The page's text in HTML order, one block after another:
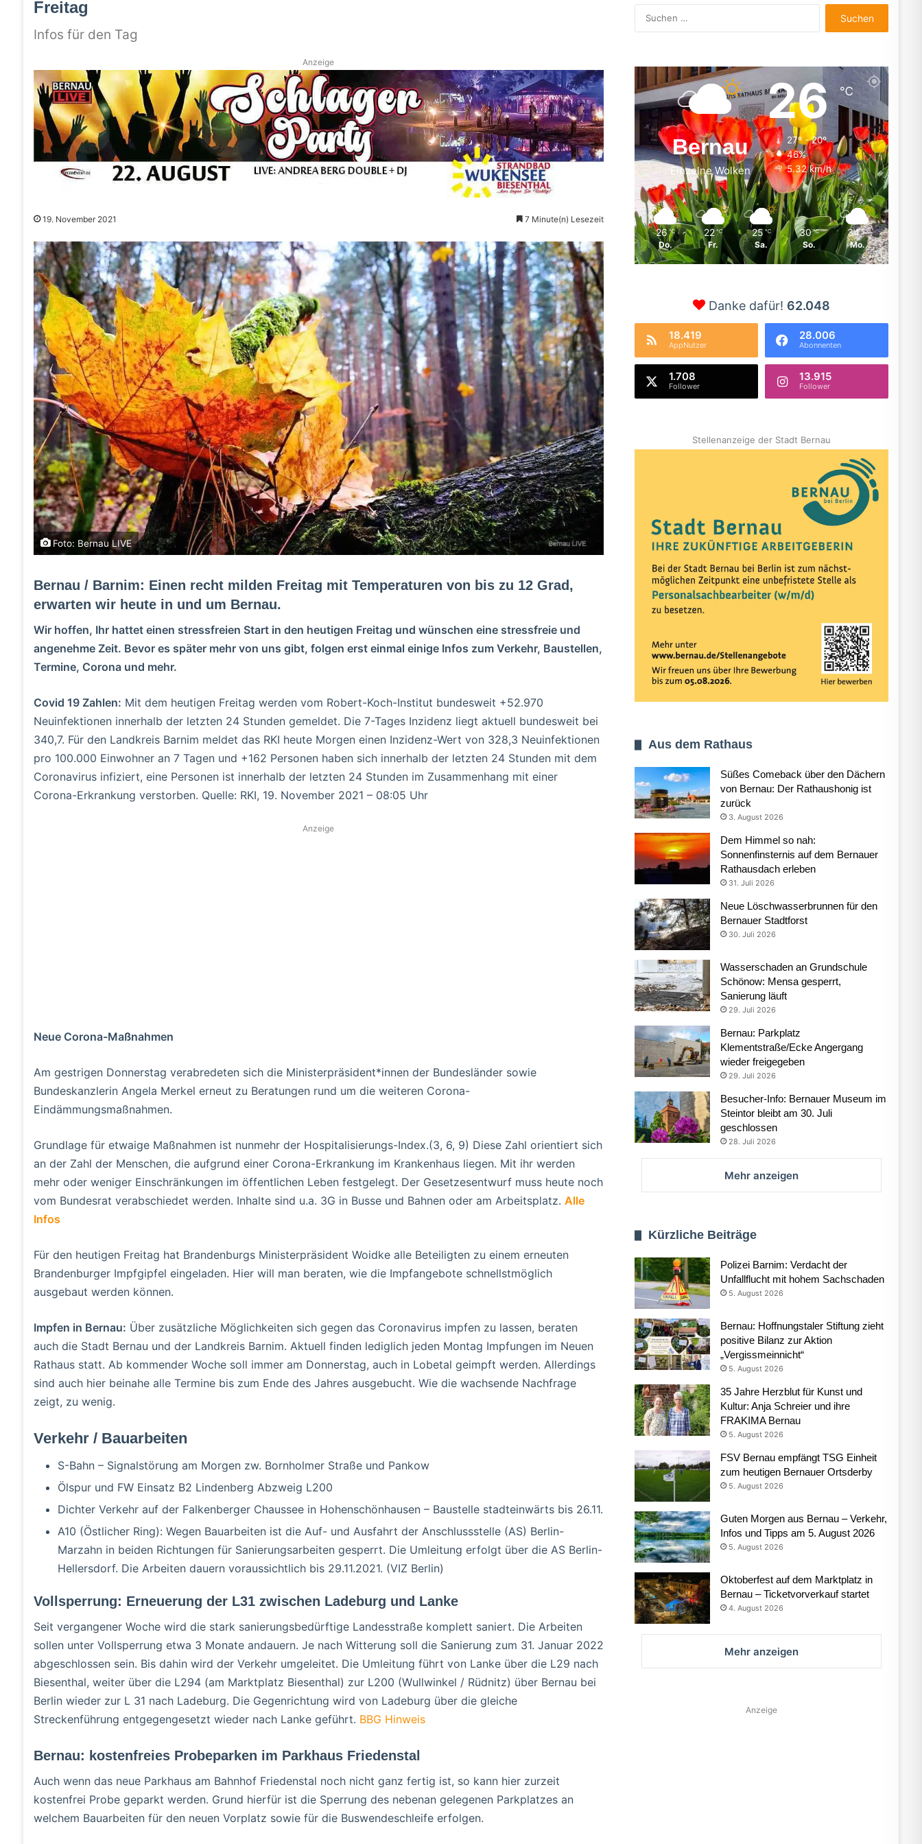
Freitag
Infos für den Tag
Anzeige
19. November 2021 7 Minute(n) Lesezeit
Foto: Bernau LIVE
Bernau / Barnim: Einen recht milden Freitag mit Temperaturen von bis zu 12 Grad,
erwarten wir heute in und um Bernau.
Wir hoffen, Ihr hattet einen stressfreien Start in den heutigen Freitag und wünschen eine stressfreie und
angenehme Zeit. Bevor es später mehr von uns gibt, folgen erst einmal einige Infos zum Verkehr, Baustellen,
Termine, Corona und mehr.
Covid 19 Zahlen: Mit dem heutigen Freitag werden vom Robert-Koch-Institut bundesweit +52.970
Neuinfektionen innerhalb der letzten 24 Stunden gemeldet. Die 7-Tages Inzidenz liegt aktuell bundesweit bei
340,7. Für den Landkreis Barnim meldet das RKI heute Morgen einen Inzidenz-Wert von 328,3 Neuinfektionen
pro 100.000 Einwohner an 7 Tagen und +162 Personen haben sich innerhalb der letzten 24 Stunden mit dem
Coronavirus infiziert, eine Personen ist innerhalb der letzten 24 Stunden im Zusammenhang mit einer
Corona-Erkrankung verstorben. Quelle: RKI, 19. November 2021 – 08:05 Uhr
Anzeige
Neue Corona-Maßnahmen
Am gestrigen Donnerstag verabredeten sich die Ministerpräsident*innen der Bundesländer sowie
Bundeskanzlerin Angela Merkel erneut zu Beratungen rund um die weiteren Corona-
Eindämmungsmaßnahmen.
Grundlage für etwaige Maßnahmen ist nunmehr der Hospitalisierungs-Index.(3, 6, 9) Diese Zahl orientiert sich
an der Zahl der Menschen, die aufgrund einer Corona-Erkrankung im Krankenhaus liegen. Mit ihr werden
mehr oder weniger Einschränkungen im öffentlichen Leben festgelegt. Der Gesetzesentwurf muss heute noch
vom Bundesrat verabschiedet werden. Inhalte sind u.a. 3G in Busse und Bahnen oder am Arbeitsplatz. Alle
Infos
Für den heutigen Freitag hat Brandenburgs Ministerpräsident Woidke alle Beteiligten zu einem erneuten
Brandenburger Impfgipfel eingeladen. Hier will man beraten, wie die Impfangebote schnellstmöglich
ausgebaut werden können.
Impfen in Bernau: Über zusätzliche Möglichkeiten sich gegen das Coronavirus impfen zu lassen, beraten
auch die Stadt Bernau und der Landkreis Barnim. Aktuell finden lediglich jeden Montag Impfungen im Neuen
Rathaus statt. Ab kommender Woche soll immer am Donnerstag, auch in Lobetal geimpft werden. Allerdings
sind auch hier beinahe alle Termine bis zum Ende des Jahres ausgebucht. Wie die wachsende Nachfrage
zeigt, zu wenig.
Verkehr / Bauarbeiten
S-Bahn – Signalstörung am Morgen zw. Bornholmer Straße und Pankow
Ölspur und FW Einsatz B2 Lindenberg Abzweig L200
Dichter Verkehr auf der Falkenberger Chaussee in Hohenschönhausen – Baustelle stadteinwärts bis 26.11.
A10 (Östlicher Ring): Wegen Bauarbeiten ist die Auf- und Ausfahrt der Anschlussstelle (AS) Berlin-
Marzahn in beiden Richtungen für Sanierungsarbeiten gesperrt. Die Umleitung erfolgt über die AS Berlin-
Hellersdorf. Die Arbeiten dauern voraussichtlich bis 29.11.2021. (VIZ Berlin)
Vollsperrung: Erneuerung der L31 zwischen Ladeburg und Lanke
Seit vergangener Woche wird die stark sanierungsbedürftige Landesstraße komplett saniert. Die Arbeiten
sollen unter Vollsperrung etwa 3 Monate andauern. Je nach Witterung soll die Sanierung zum 31. Januar 2022
abgeschlossen sein. Bis dahin wird der Verkehr umgeleitet. Die Umleitung führt von Lanke über die L29 nach
Biesenthal, weiter über die L294 (am Marktplatz Biesenthal) zur L200 (Wullwinkel / Rüdnitz) über Bernau bei
Berlin wieder zur L 31 nach Ladeburg. Die Gegenrichtung wird von Ladeburg über die gleiche
Streckenführung entgegengesetzt wieder nach Lanke geführt. BBG Hinweis
Bernau: kostenfreies Probeparken im Parkhaus Friedenstal
Auch wenn das neue Parkhaus am Bahnhof Friedenstal noch nicht ganz fertig ist, so kann hier zurzeit
kostenfrei Probe geparkt werden. Grund hierfür ist die Sperrung des nebenan gelegenen Parkplatzes an
welchem Bauarbeiten für den neuen Vorplatz sowie für die Buswendeschleife erfolgen.
nach:
Bernau
Einzelne Wolken
26℃
27º - 20º
46%
5.32 km/h
26 ℃
Do.
22 ℃
Fr.
25 ℃
Sa.
30 ℃
So.
34 ℃
Mo.
Danke dafür! 62.048
18.419
AppNutzer
28.006
Abonnenten
1.708
Follower
13.915
Follower
Stellenanzeige der Stadt Bernau
Aus dem Rathaus
Süßes Comeback über den Dächern
von Bernau: Der Rathaushonig ist
zurück
3. August 2026
Dem Himmel so nah:
Sonnenfinsternis auf dem Bernauer
Rathausdach erleben
31. Juli 2026
Neue Löschwasserbrunnen für den
Bernauer Stadtforst
30. Juli 2026
Wasserschaden an Grundschule
Schönow: Mensa gesperrt,
Sanierung läuft
29. Juli 2026
Bernau: Parkplatz
Klementstraße/Ecke Angergang
wieder freigegeben
29. Juli 2026
Besucher-Info: Bernauer Museum im
Steintor bleibt am 30. Juli
geschlossen
28. Juli 2026
Mehr anzeigen
Kürzliche Beiträge
Polizei Barnim: Verdacht der
Unfallflucht mit hohem Sachschaden
5. August 2026
Bernau: Hoffnungstaler Stiftung zieht
positive Bilanz zur Aktion
„Vergissmeinnicht“
5. August 2026
35 Jahre Herzblut für Kunst und
Kultur: Anja Schreier und ihre
FRAKIMA Bernau
5. August 2026
FSV Bernau empfängt TSG Einheit
zum heutigen Bernauer Ortsderby
5. August 2026
Guten Morgen aus Bernau – Verkehr,
Infos und Tipps am 5. August 2026
5. August 2026
Oktoberfest auf dem Marktplatz in
Bernau – Ticketvorverkauf startet
4. August 2026
Mehr anzeigen
Anzeige